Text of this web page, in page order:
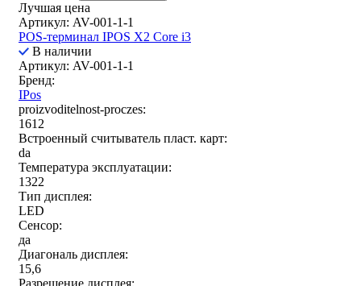
Лучшая цена
Артикул: AV-001-1-1
POS-терминал IPOS X2 Core i3
В наличии
Артикул: AV-001-1-1
Бренд:
IPos
proizvoditelnost-proczes:
1612
Встроенный считыватель пласт. карт:
da
Температура эксплуатации:
1322
Тип дисплея:
LED
Сенсор:
да
Диагональ дисплея:
15,6